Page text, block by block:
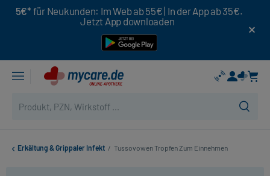
5€* für Neukunden: Im Web ab 55€ | In der App ab 35€.
Jetzt App downloaden
Erkältung & Grippaler Infekt / Tussovowen Tropfen Zum Einnehmen